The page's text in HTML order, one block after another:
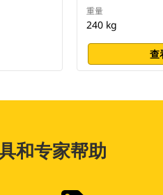
重量
240 kg
查
和专家帮助